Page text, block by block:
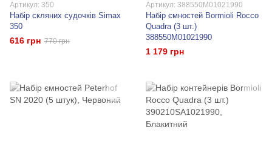
Артикул: 350
Набір скляних судочків Simax
350
616 грн 770 грн
Артикул: 388550M01021990
Набір ємностей Bormioli Rocco
Quadra (3 шт.)
388550M01021990
1 179 грн